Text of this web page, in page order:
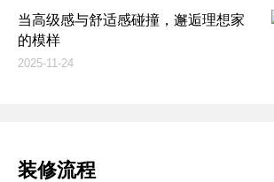
当高级感与舒适感碰撞，邂逅理想家
的模样
2025-11-24
装修流程